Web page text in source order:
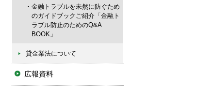
金融トラブルを未然に防ぐため
のガイドブックご紹介「金融ト
ラブル防止のためのQ&A
BOOK」
貸金業法について
広報資料